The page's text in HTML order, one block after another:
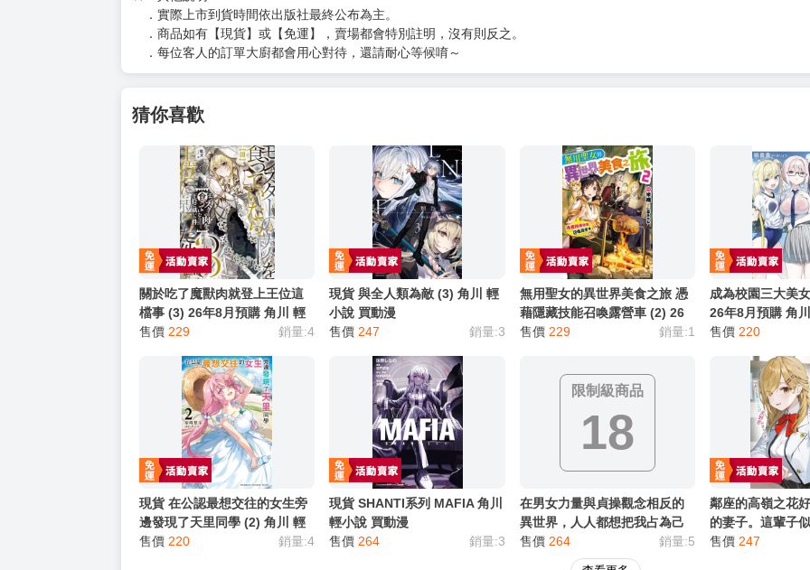
（２）於賣場商品頁留言
（３）訂單回覆留言
【買動漫提醒您：我們沒有電話聯繫與電話客服服務，請務必小心，避免受騙！】
★ 其他說明
．實際上市到貨時間依出版社最終公布為主。
．商品如有【現貨】或【免運】，賣場都會特別註明，沒有則反之。
．每位客人的訂單大廚都會用心對待，還請耐心等候唷～
猜你喜歡
關於吃了魔獸肉就登上王位這
檔事 (3) 26年8月預購 角川 輕
小說 買動漫
售價 229 銷量:4
現貨 與全人類為敵 (3) 角川 輕
小說 買動漫
售價 247
藉隱藏技能召喚露營車 (2) 26
年8月預購 角川 輕小說 買動漫
售價 229 銷量:1
成為校園三大美
26年8月預購 角
漫
售價 220